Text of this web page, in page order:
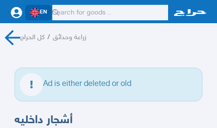
EN
كل الحراج / زراعة وحدائق
Ad is either deleted or old
أشجار داخليه